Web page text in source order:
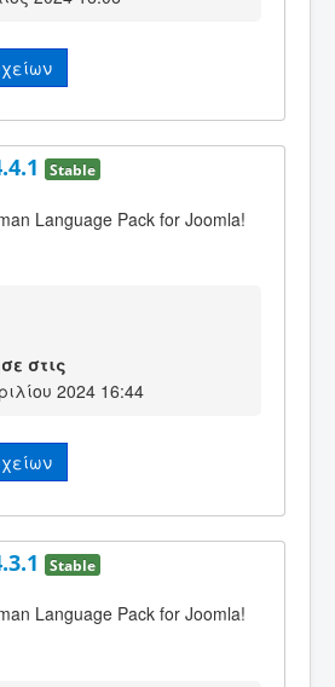
Stable
Language Pack for Joomla!
στις
2024 16:44
Stable
Language Pack for Joomla!